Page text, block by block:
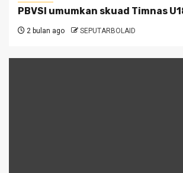
PBVSI umumkan skuad Timnas
2 bulan ago SEPUTARBOLAID